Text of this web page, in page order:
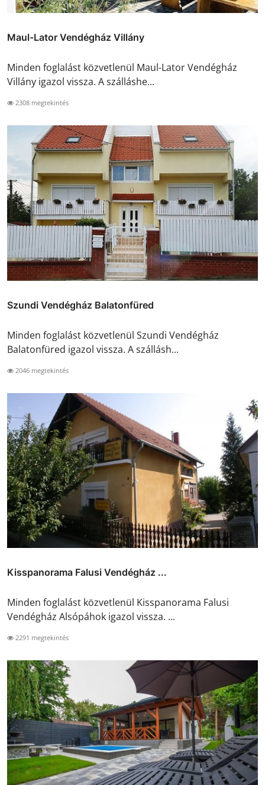
Maul-Lator Vendégház Villány
Minden foglalást közvetlenül Maul-Lator Vendégház
Villány igazol vissza. A szálláshe...
2308 megtekintés
Szundi Vendégház Balatonfüred
Minden foglalást közvetlenül Szundi Vendégház
Balatonfüred igazol vissza. A szállásh...
2046 megtekintés
Kisspanorama Falusi Vendégház ...
Minden foglalást közvetlenül Kisspanorama Falusi
Vendégház Alsópáhok igazol vissza. ...
2291 megtekintés